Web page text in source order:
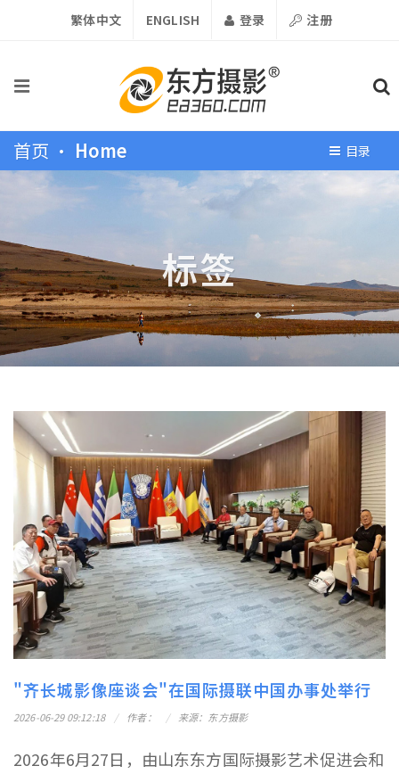
繁体中文 ENGLISH 登录 注册
首页 • Home 目录
标签
"齐长城影像座谈会"在国际摄联中国办事处举行
2026-06-29 09:12:18 作者： 来源：东方摄影
2026年6月27日，由山东东方国际摄影艺术促进会和